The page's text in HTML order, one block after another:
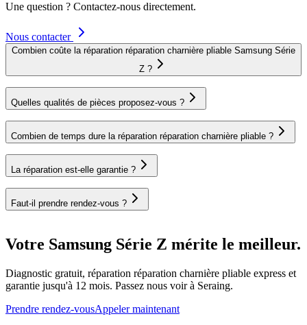
Une question ? Contactez-nous directement.
Nous contacter
Combien coûte la réparation réparation charnière pliable Samsung Série
Z ?
Quelles qualités de pièces proposez-vous ?
Combien de temps dure la réparation réparation charnière pliable ?
La réparation est-elle garantie ?
Faut-il prendre rendez-vous ?
Votre Samsung Série Z mérite le meilleur.
Diagnostic gratuit, réparation réparation charnière pliable express et
garantie jusqu'à 12 mois. Passez nous voir à Seraing.
Prendre rendez-vousAppeler maintenant